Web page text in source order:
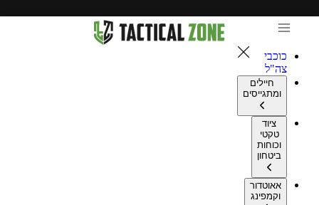
כוכבי
צה"ל
חיילים
ומתגייסים
ציוד
טקטי
וכוחות
ביטחון
אאוטדור
וקמפינג